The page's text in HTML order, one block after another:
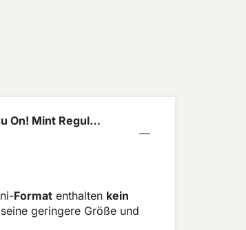
On! Mint Regular
Format enthalten kein
geringere Größe und